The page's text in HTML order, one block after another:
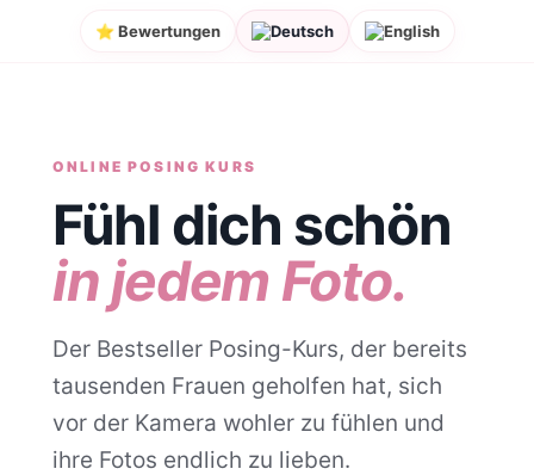
⭐ Bewertungen Deutsch English
⭐ Bewertungen Deutsch English
ONLINE POSING KURS
Fühl dich schön
in jedem Foto.
Der Bestseller Posing-Kurs, der bereits
tausenden Frauen geholfen hat, sich
vor der Kamera wohler zu fühlen und
ihre Fotos endlich zu lieben.